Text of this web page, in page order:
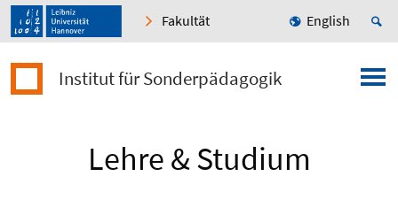
Fakultät English
Institut für Sonderpädagogik
Lehre & Studium